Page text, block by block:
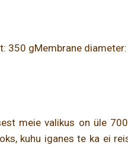
350 gMembrane
meie valikus on üle 700
kuhu iganes te ka ei